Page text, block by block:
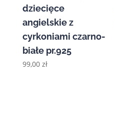
dziecięce
angielskie z
cyrkoniami czarno-
białe pr.925
99,00 zł